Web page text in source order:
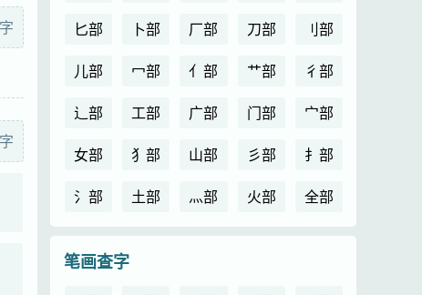
匕部
卜部 厂部 刀部
刂部
儿部
冖部 亻部 艹部
彳部
辶部
工部 广部 门部
宀部
女部
犭部 山部 彡部
扌部
氵部
土部 灬部 火部 全部
笔画查字